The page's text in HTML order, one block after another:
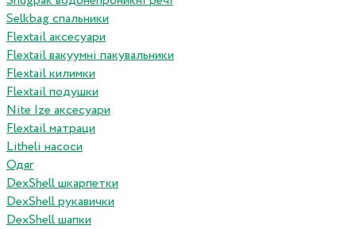
Selkbag спальники
Flextail аксесуари
Flextail вакуумні пакувальники
Flextail килимки
Flextail подушки
Nite Ize аксесуари
Flextail матраци
Litheli насоси
Одяг
DexShell шкарпетки
DexShell рукавички
DexShell шапки